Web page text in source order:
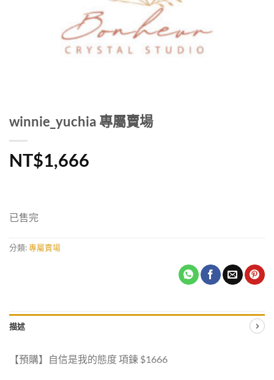
winnie_yuchia 專屬賣場
NT$1,666
已售完
分類:專屬賣場
描述
【預購】自信是我的態度 項鍊 $1666